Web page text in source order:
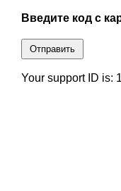
Введите код с
Отправить
Your support ID is: